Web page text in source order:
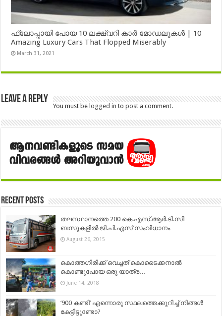
ഫ്ലോപ്പായി പോയ 10 ലക്ഷ്വറി കാർ മോഡലുകൾ | 10
Amazing Luxury Cars That Flopped Miserably
March 31, 2021
Leave a Reply
You must be logged in to post a comment.
Recent Posts
തലസ്ഥാനത്തെ 200 കെ.എസ്.ആര്‍.ടി.സി
ബസുകളില്‍ ജി.പി.എസ് സംവിധാനം
August 26, 2015
കൊത്തഗിരിക്ക് വെച്ചത് കൊടൈക്കനാൽ
കൊണ്ടുപോയ ഒരു യാത്ര…
June 14, 2018
‘900 കണ്ടി’ എന്നൊരു സ്ഥലത്തെക്കുറിച്ച് നിങ്ങള്‍
കേട്ടിട്ടുണ്ടോ?